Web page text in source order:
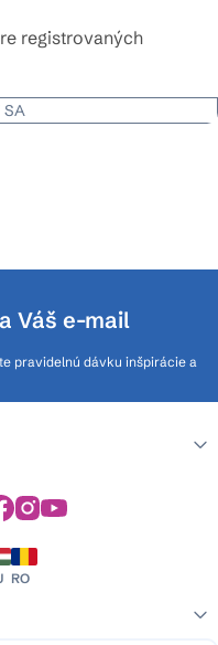
registrovaných
SA
Váš e-mail
pravidelnú dávku inšpirácie a
RO